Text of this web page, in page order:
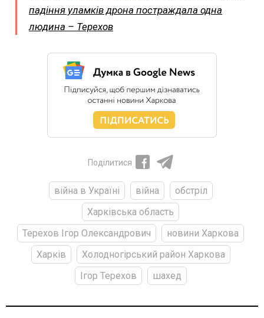
падіння уламків дрона постраждала одна
людина – Терехов
Поділитися
війна в Україні війна
обстріл
Харківська область
Терехов Ігор Олександрович
новини Харкова
Харків
Холодногірський район Харкова
Ігор Терехов
шахед